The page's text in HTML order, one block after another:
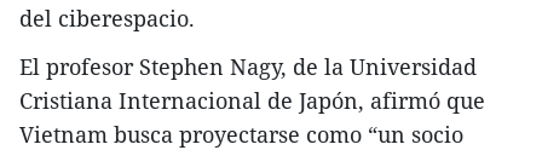
del ciberespacio.
El profesor Stephen Nagy, de la Universidad
Cristiana Internacional de Japón, afirmó que
Vietnam busca proyectarse como “un socio